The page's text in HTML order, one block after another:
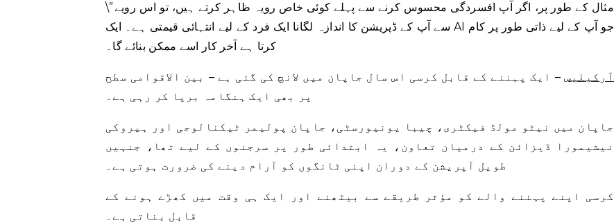
\”مثال کے طور پر، اگر آپ افسردگی محسوس کرنے سے پہلے کوئی خاص رویہ ظاہر کرتے ہیں، تو اس رویے
سے آپ کے ڈپریشن کا اندازہ لگانا ایک فرد کے لیے انتہائی قیمتی ہے۔ ایک AI جو آپ کے لیے ذاتی طور پر کام
کرتا ہے آخر کار اسے ممکن بنائے گا۔
آرکیلیس – ایک پہننے کے قابل کرسی اس سال جاپان میں لانچ کی گئی ہے – بین الاقوامی سطح
پر بھی ایک ہنگامہ برپا کر رہی ہے۔
جاپان میں نیٹو مولڈ فیکٹری، چیبا یونیورسٹی، جاپان پولیمر ٹیکنالوجی اور ہیروکی
نیشیمورا ڈیزائن کے درمیان تعاون، یہ ابتدائی طور پر سرجنوں کے لیے تھا، جنہیں
طویل آپریشن کے دوران اپنی ٹانگوں کو آرام دینے کی ضرورت ہوتی ہے۔
کرسی اپنے پہننے والے کو مؤثر طریقے سے بیٹھنے اور ایک ہی وقت میں کھڑے ہونے کے
قابل بناتی ہے۔